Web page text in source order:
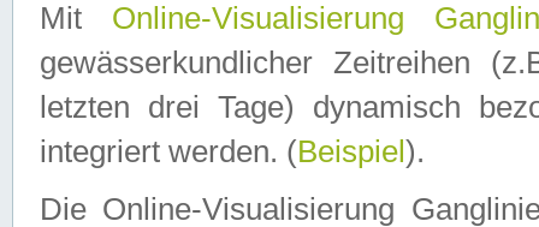
Mit Online-Visualisierung
gewässerkundlicher Zeitreihen
letzten drei Tage) dynamisch
integriert werden. (Beispiel ).
Die Online-Visualisierung